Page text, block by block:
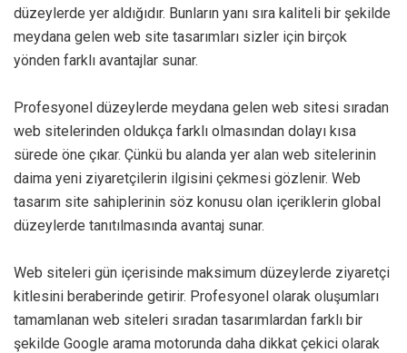
düzeylerde yer aldığıdır. Bunların yanı sıra kaliteli bir şekilde
meydana gelen web site tasarımları sizler için birçok
yönden farklı avantajlar sunar.
Profesyonel düzeylerde meydana gelen web sitesi sıradan
web sitelerinden oldukça farklı olmasından dolayı kısa
sürede öne çıkar. Çünkü bu alanda yer alan web sitelerinin
daima yeni ziyaretçilerin ilgisini çekmesi gözlenir. Web
tasarım site sahiplerinin söz konusu olan içeriklerin global
düzeylerde tanıtılmasında avantaj sunar.
Web siteleri gün içerisinde maksimum düzeylerde ziyaretçi
kitlesini beraberinde getirir. Profesyonel olarak oluşumları
tamamlanan web siteleri sıradan tasarımlardan farklı bir
şekilde Google arama motorunda daha dikkat çekici olarak